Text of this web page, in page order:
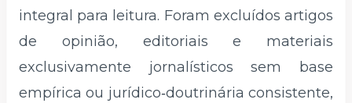
integral para leitura. Foram excluídos artigos
de opinião, editoriais e materiais
exclusivamente jornalísticos sem base
empírica ou jurídico‑doutrinária consistente,